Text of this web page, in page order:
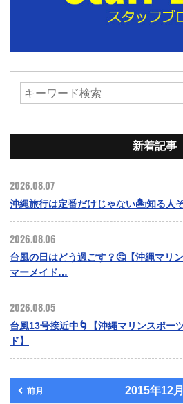
新着記事
2026.08.07
沖縄旅行は定番だけじゃない🏝️知る人
2026.08.06
台風の日はどう過ごす？🤔【沖縄マリ
マーメイド…
2026.08.05
台風13号接近中🌀【沖縄マリンスポー
ド】
前月 2015年12月